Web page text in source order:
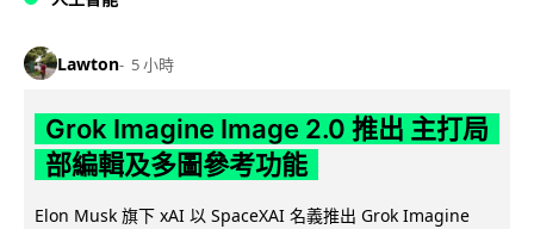
Lawton 5 小時
Grok Imagine Image 2.0 推出 主打局
部編輯及多圖參考功能
Elon Musk 旗下 xAI 以 SpaceXAI 名義推出 Grok Imagine